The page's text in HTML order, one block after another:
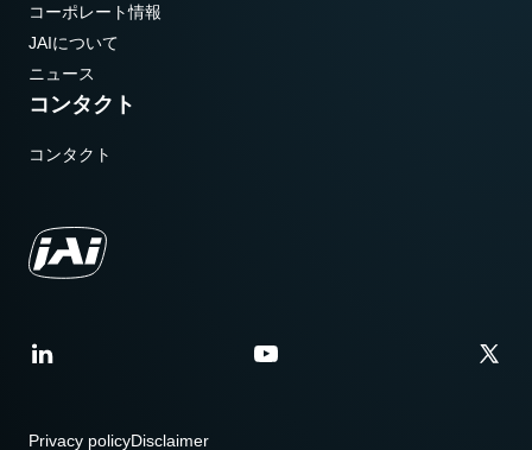
コーポレート情報
JAIについて
ニュース
コンタクト
コンタクト
Privacy policyDisclaimer